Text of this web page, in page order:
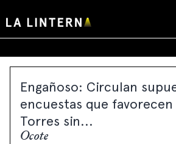
to
Engañoso: Circulan
encuestas que favorecen
Torres sin...
Ocote